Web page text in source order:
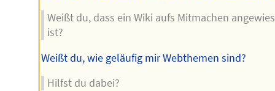
Weißt du, dass ein Wiki aufs Mitmachen
ist?
Weißt du, wie geläufig mir Webthemen sind?
Hilfst du dabei?